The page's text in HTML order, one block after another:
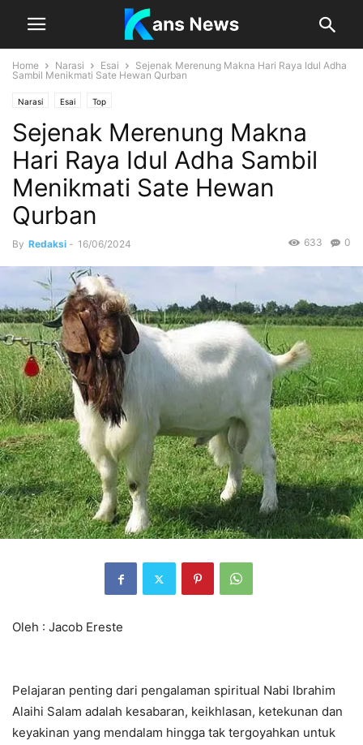
Home Narasi Esai
Sejenak Merenung Makna Hari Raya Idul Adha
Sambil Menikmati Sate Hewan Qurban
Narasi Esai Top
Sejenak Merenung Makna
Hari Raya Idul Adha Sambil
Menikmati Sate Hewan
Qurban
By Redaksi - 16/06/2024 0
633
Oleh : Jacob Ereste
Pelajaran penting dari pengalaman spiritual Nabi Ibrahim
Alaihi Salam adalah kesabaran, keikhlasan, ketekunan dan
keyakinan yang mendalam hingga tak tergoyahkan untuk